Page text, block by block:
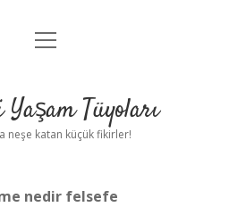
Anasayfa
Yasal Uyarı
menüyü
Tüyoları
neşe katan küçük fikirler!
nedir felsefe